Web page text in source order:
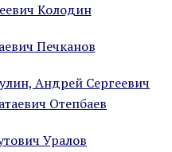
Колодин
Печканов
Андрей Сергеевич
Отепбаев
Уралов